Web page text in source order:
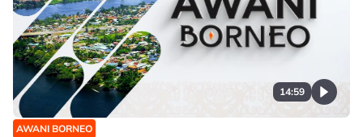
14:59
AWANI BORNEO